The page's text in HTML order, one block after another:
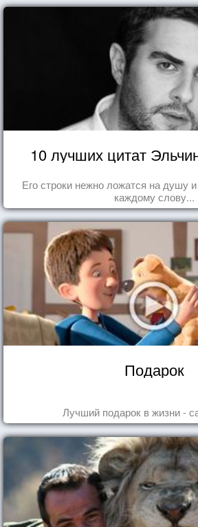
10 лучших цитат
Его строки нежно ложатся на душу
каждому слову...
Подарок
Лучший подарок в жизни -